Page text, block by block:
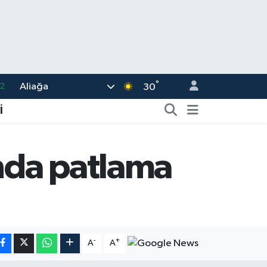
Aliağa 30°
patlama
A- A+